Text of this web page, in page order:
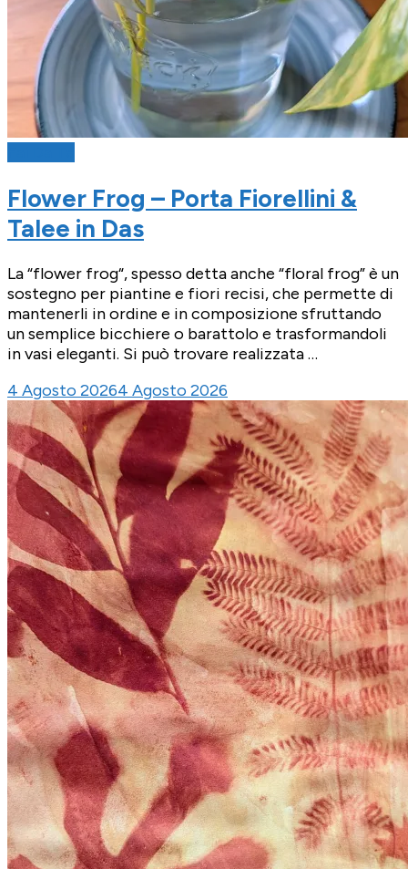
Flower Frog – Porta Fiorellini &
Talee in Das
La “flower frog“, spesso detta anche “floral frog” è un
sostegno per piantine e fiori recisi, che permette di
mantenerli in ordine e in composizione sfruttando
un semplice bicchiere o barattolo e trasformandoli
in vasi eleganti. Si può trovare realizzata …
4 Agosto 20264 Agosto 2026